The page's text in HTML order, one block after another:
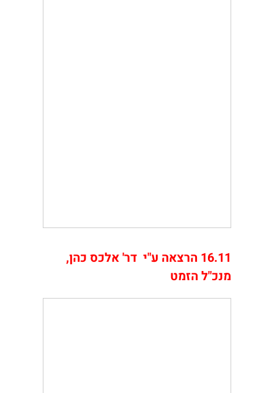
16.11 הרצאה ע"י דר' אלכס כהן,
מנכ"ל הזמט